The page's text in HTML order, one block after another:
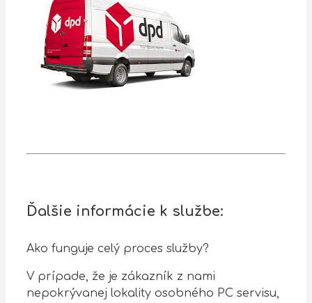
Ďalšie informácie k službe:
Ako funguje celý proces služby?
V prípade, že je zákazník z nami
nepokrývanej lokality osobného PC servisu,